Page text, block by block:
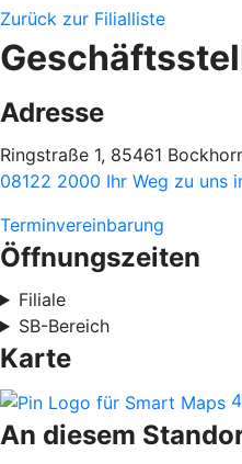
Zurück zur Filialliste
Adresse
Ringstraße 1, 85461
08122 2000 Ihr Weg zu uns
Terminvereinbarung
Öffnungszeiten
Filiale
SB-Bereich
Karte
An diesem